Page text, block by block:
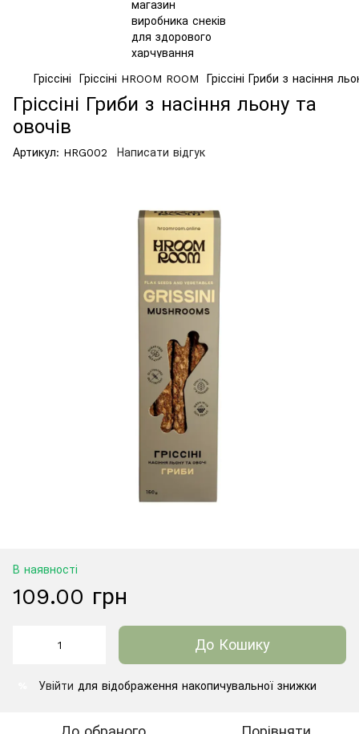
Гріссіні Гріссіні HROOM ROOM Гріссіні Гриби з насіння
Гріссіні Гриби з насіння льону та
овочів
Артикул: HRG002 Написати відгук
В наявності
109.00 грн
До Кошику
Увійти для відображення накопичувальної знижки